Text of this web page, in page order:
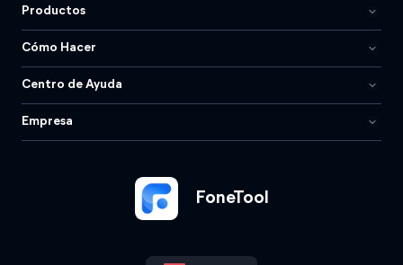
FoneTool
Productos
Cómo Hacer
Centro de Ayuda
Empresa